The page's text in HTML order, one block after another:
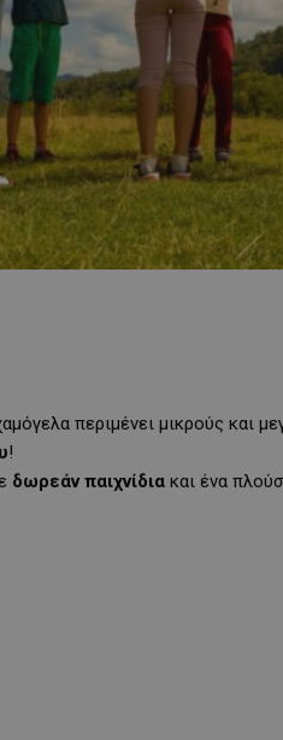
περιμένει μικρούς και
!
δωρεάν παιχνίδια και ένα